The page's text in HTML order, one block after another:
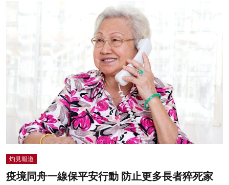
灼見報道
疫境同舟一線保平安行動 防止更多長者猝死家